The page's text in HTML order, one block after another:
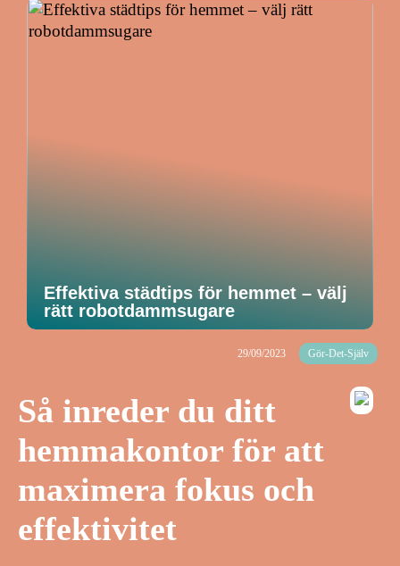
Effektiva städtips för hemmet – välj
rätt robotdammsugare
29/09/2023 Gör-Det-Själv
Så inreder du ditt
hemmakontor för att
maximera fokus och
effektivitet